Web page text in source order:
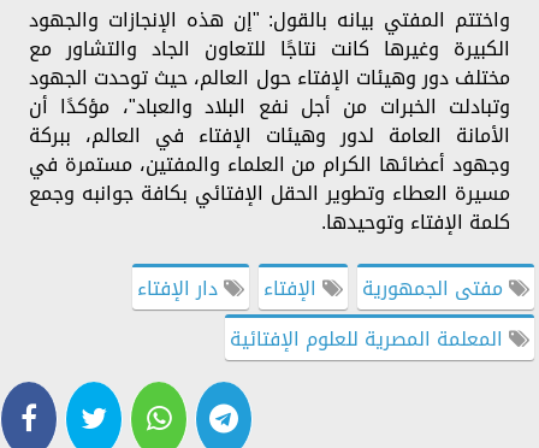
واختتم المفتي بيانه بالقول: "إن هذه الإنجازات والجهود
الكبيرة وغيرها كانت نتاجًا للتعاون الجاد والتشاور مع
مختلف دور وهيئات الإفتاء حول العالم، حيث توحدت الجهود
وتبادلت الخبرات من أجل نفع البلاد والعباد"، مؤكدًا أن
الأمانة العامة لدور وهيئات الإفتاء في العالم، ببركة
وجهود أعضائها الكرام من العلماء والمفتين، مستمرة في
مسيرة العطاء وتطوير الحقل الإفتائي بكافة جوانبه وجمع
كلمة الإفتاء وتوحيدها.
مفتى الجمهورية
الإفتاء
دار الإفتاء
المعلمة المصرية للعلوم الإفتائية